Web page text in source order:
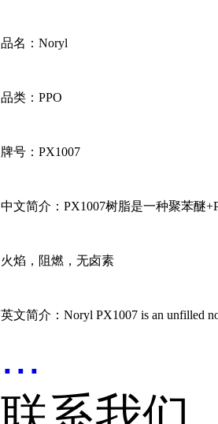
品名：Noryl
品类：PPO
牌号：PX1007
中文简介：PX1007树脂是一种聚苯醚
火焰，阻燃，无卤素
英文简介：Noryl PX1007 is an unfilled
...